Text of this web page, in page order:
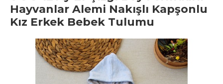
Hayvanlar Alemi Nakışlı Kapşonlu
Kız Erkek Bebek Tulumu